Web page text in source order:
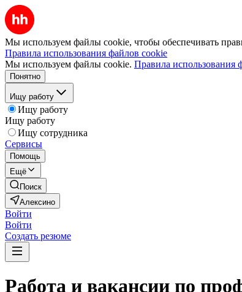
Мы используем файлы cookie, чтобы обеспечивать
Правила использования файлов cookie
Мы используем файлы cookie. Правила использования
Понятно
Ищу работу
Ищу работу
Ищу работу
Ищу сотрудника
Сервисы
Помощь
Ещё
Поиск
Алексино
Войти
Войти
Создать резюме
Работа и вакансии по